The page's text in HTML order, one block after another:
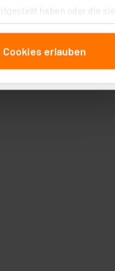
haben oder die sie
(Art. 6
ist durch Klick auf den
ablehnen oder ihr
dieser Daten zur
angezeigt wird.
Cookies erlauben